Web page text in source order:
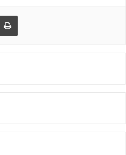
por correo electrónicoImprimir